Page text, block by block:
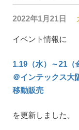
2022年1月21日
イベント情報に
1.19（水）～21（
＠インテックス
移動販売
を更新しました。